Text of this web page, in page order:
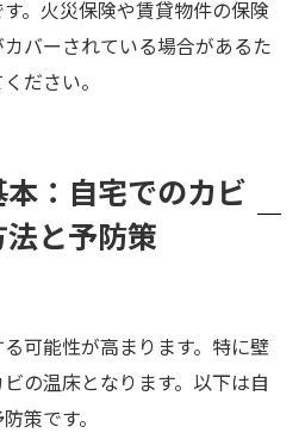
。火災保険や賃貸物件の保険
バーされている場合があるた
ださい。
：自宅でのカビ
と予防策
可能性が高まります。特に壁
の温床となります。以下は自
策です。